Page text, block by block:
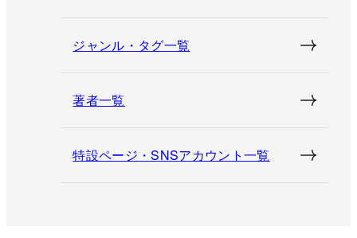
ジャンル・タグ一覧
著者一覧
特設ページ・SNSアカウント一覧